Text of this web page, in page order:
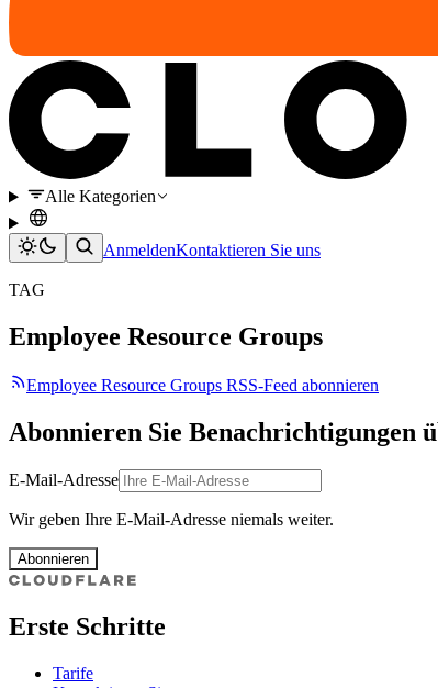
Alle Kategorien
AnmeldenKontaktieren Sie uns
TAG
Employee Resource Groups
Employee Resource Groups RSS-Feed abonnieren
Abonnieren Sie Benachrichtigungen
E-Mail-Adresse
Wir geben Ihre E-Mail-Adresse niemals weiter.
Abonnieren
Erste Schritte
Tarife